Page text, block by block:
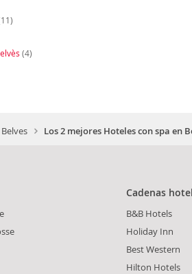
(4)
Belves Los 2 mejores Hoteles con spa en
Cadenas
B&B Hotels
Holiday Inn
Best Western
Hilton Hotels